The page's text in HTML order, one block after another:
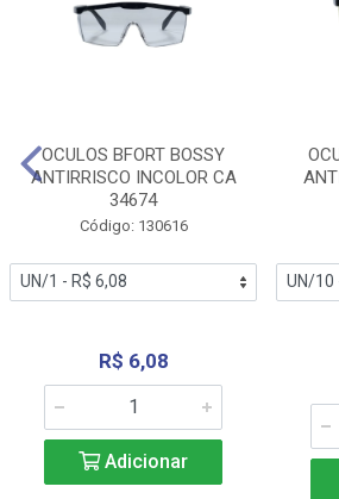
OCULOS BFORT BOSSY
ANTIRRISCO INCOLOR CA
34674
Código: 130616
R$ 6,08
Adicionar